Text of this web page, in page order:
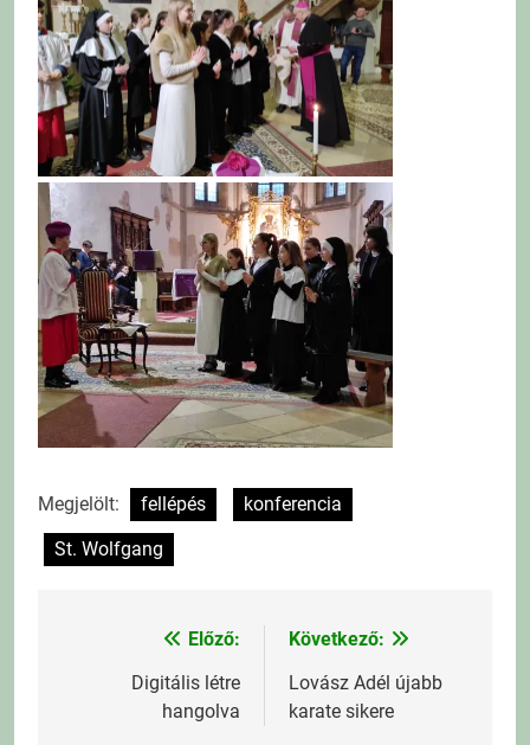
Megjelölt: fellépés
konferencia
St. Wolfgang
Bejegyzés
navigáció
Előző:
Digitális létre
hangolva
Következő:
Lovász Adél újabb
karate sikere